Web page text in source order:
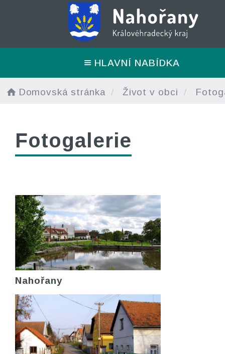
HLAVNÍ NABÍDKA
Domovská stránka Život v obci
Fotogalerie
Nahořany